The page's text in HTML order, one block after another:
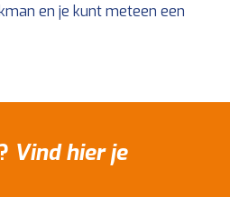
en je kunt meteen een
Vind hier je